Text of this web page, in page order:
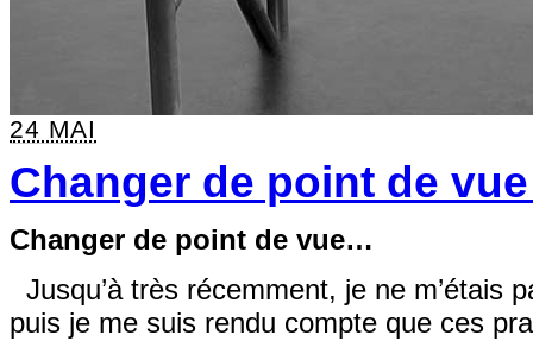
24 MAI
Changer de point de
Changer de point de vue…
Jusqu’à très récemment, je ne m’étais
puis je me suis rendu compte que ces